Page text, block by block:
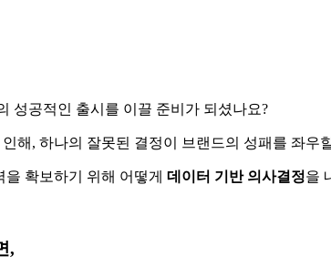
성공적인 출시를 이끌 준비가 되셨나요?
해, 하나의 잘못된 결정이 브랜드의 성패를 좌우
확보하기 위해 어떻게 데이터 기반 의사결정을
,